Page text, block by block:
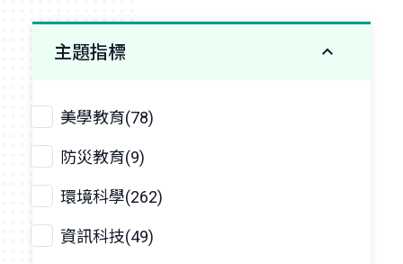
主題指標
美學教育(78)
防災教育(9)
環境科學(262)
資訊科技(49)